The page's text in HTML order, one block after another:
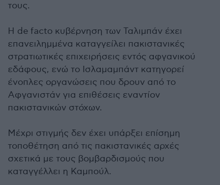
τους.
Η de facto κυβέρνηση των Ταλιμπάν έχει
επανειλημμένα καταγγείλει πακιστανικές
στρατιωτικές επιχειρήσεις εντός αφγανικού
εδάφους, ενώ το Ισλαμαμπάντ κατηγορεί
ένοπλες οργανώσεις που δρουν από το
Αφγανιστάν για επιθέσεις εναντίον
πακιστανικών στόχων.
Μέχρι στιγμής δεν έχει υπάρξει επίσημη
τοποθέτηση από τις πακιστανικές αρχές
σχετικά με τους βομβαρδισμούς που
καταγγέλλει η Καμπούλ.